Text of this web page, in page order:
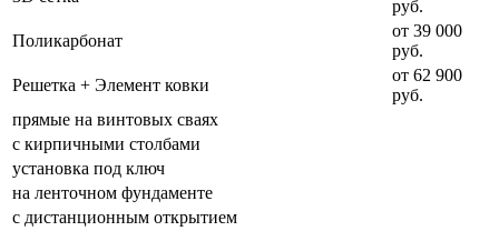
руб.
Поликарбонат
от 39 000
руб.
Решетка + Элемент ковки
от 62 900
руб.
прямые на винтовых сваях
с кирпичными столбами
установка под ключ
на ленточном фундаменте
с дистанционным открытием